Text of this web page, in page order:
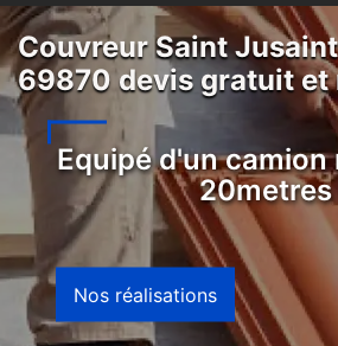
Couvreur Saint
69870 devis gratuit et
Equipé d'un camion
20metres
Nos réalisations